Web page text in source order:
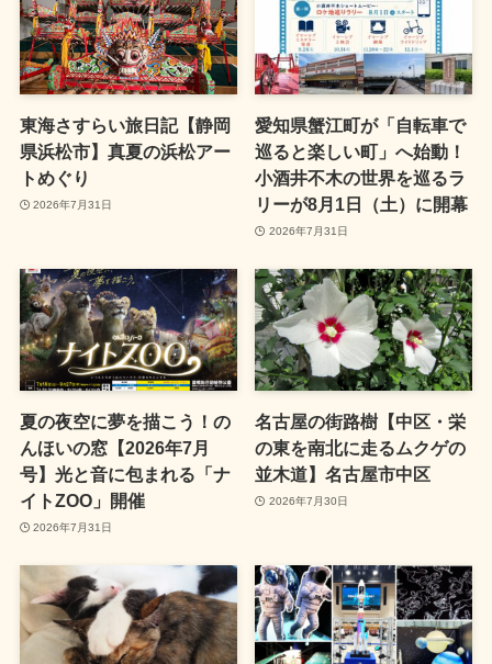
東海さすらい旅日記【静岡
県浜松市】真夏の浜松アー
トめぐり
2026年7月31日
愛知県蟹江町が「自転車で
巡ると楽しい町」へ始動！
小酒井不木の世界を巡るラ
リーが8月1日（土）に開幕
2026年7月31日
夏の夜空に夢を描こう！の
んほいの窓【2026年7月
号】光と音に包まれる「ナ
イトZOO」開催
2026年7月31日
名古屋の街路樹【中区・栄
の東を南北に走るムクゲの
並木道】名古屋市中区
2026年7月30日